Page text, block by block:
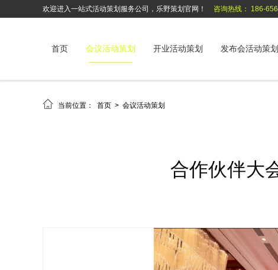
欢迎进入一站式活动策划服务公司，乐野策划官网！ 咨询热线： 186-
首页 会议活动策划 开业活动策划 发布会活动策划
 当前位置： 首页 > 会议活动策划
合作伙伴大